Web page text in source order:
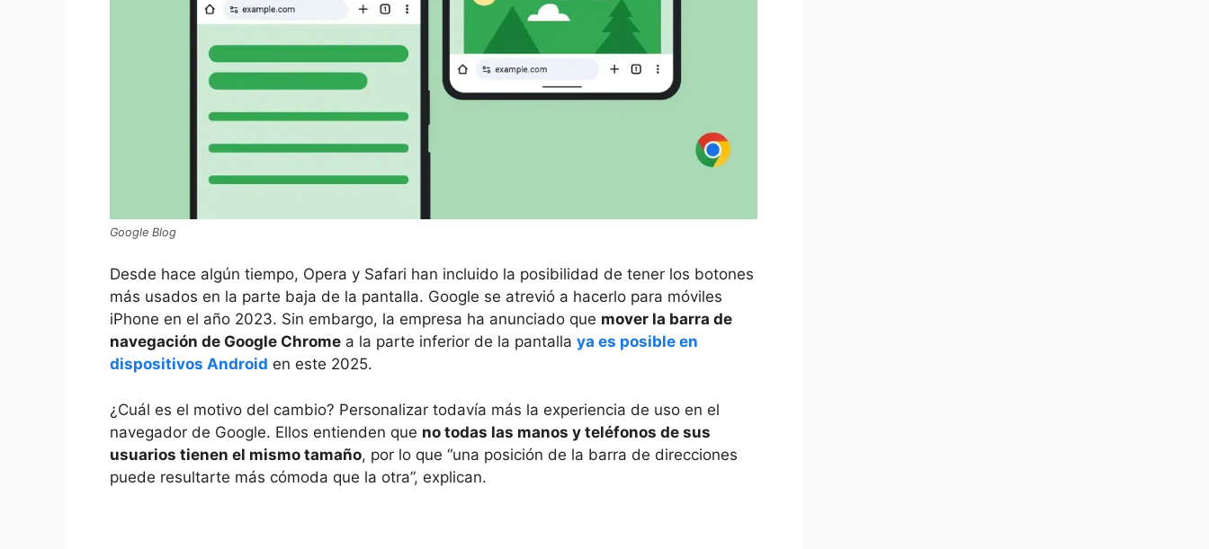
Google Blog
Desde hace algún tiempo, Opera y Safari han incluido la posibilidad de tener los botones
más usados en la parte baja de la pantalla. Google se atrevió a hacerlo para móviles
iPhone en el año 2023. Sin embargo, la empresa ha anunciado que mover la barra de
navegación de Google Chrome a la parte inferior de la pantalla ya es posible en
dispositivos Android en este 2025.
¿Cuál es el motivo del cambio? Personalizar todavía más la experiencia de uso en el
navegador de Google. Ellos entienden que no todas las manos y teléfonos de sus
usuarios tienen el mismo tamaño, por lo que “una posición de la barra de direcciones
puede resultarte más cómoda que la otra”, explican.